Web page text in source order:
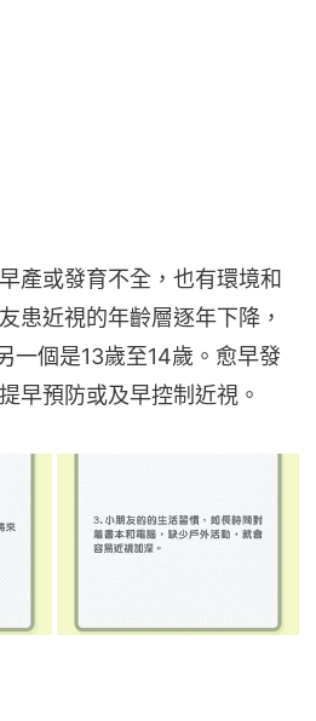
產或發育不全，也有環境和
患近視的年齡層逐年下降，
一個是13歲至14歲。愈早發
早預防或及早控制近視。